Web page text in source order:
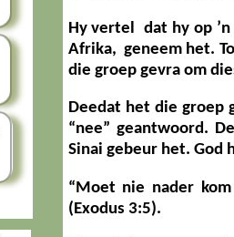
Hy vertel dat hy op ’n
Afrika, geneem het.
die groep gevra om
Deedat het die groep
“nee” geantwoord.
Sinai gebeur het. God
“Moet nie nader
(Exodus 3:5).